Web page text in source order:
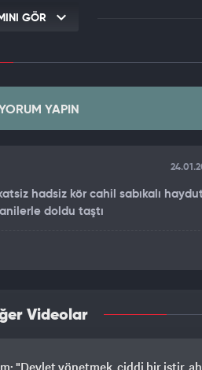
GÖR
YAPIN
hadsiz kör cahil sabıkalı
doldu taştı
Videolar
"Devlet yönetmek, ciddi bir iştir,